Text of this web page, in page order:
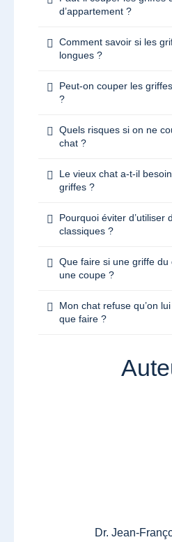
d’appartement ?
Comment savoir si les
longues ?
Peut-on couper les
?
Quels risques si on ne
chat ?
Le vieux chat a-t-il
griffes ?
Pourquoi éviter d’utiliser
classiques ?
Que faire si une griffe
une coupe ?
Mon chat refuse qu’on
que faire ?
Dr. Jean-